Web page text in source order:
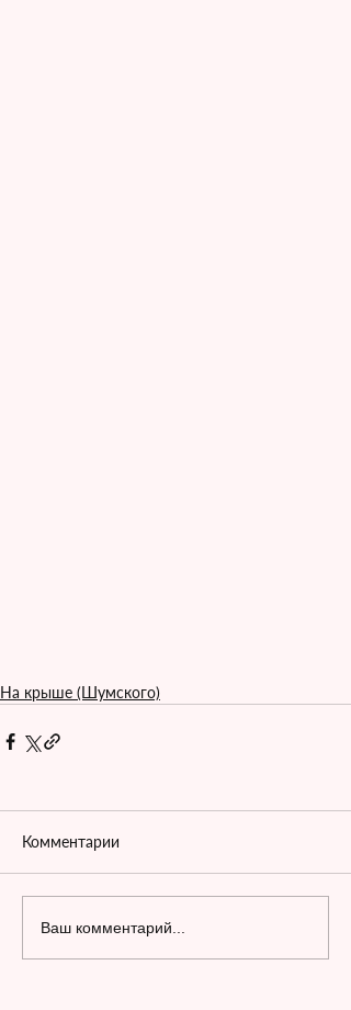
На крыше (Шумского)
Комментарии
Ваш комментарий...